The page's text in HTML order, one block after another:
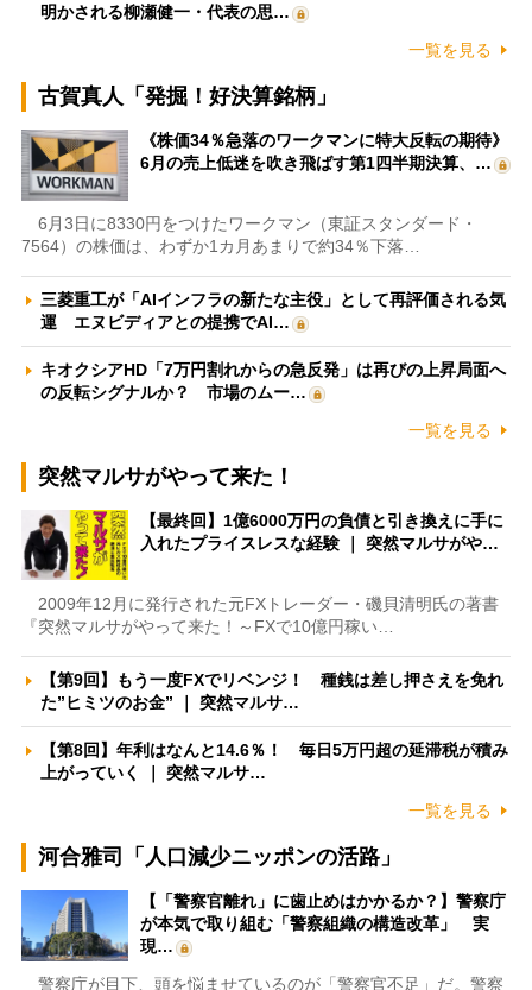
明かされる柳瀬健一・代表の思…
一覧を見る
古賀真人「発掘！好決算銘柄」
《株価34％急落のワークマンに特大反転の期待》
6月の売上低迷を吹き飛ばす第1四半期決算、…
6月3日に8330円をつけたワークマン（東証スタンダード・
7564）の株価は、わずか1カ月あまりで約34％下落…
三菱重工が「AIインフラの新たな主役」として再評価される気
運 エヌビディアとの提携でAI…
キオクシアHD「7万円割れからの急反発」は再びの上昇局面へ
の反転シグナルか？ 市場のムー…
一覧を見る
突然マルサがやって来た！
【最終回】1億6000万円の負債と引き換えに手に
入れたプライスレスな経験 ｜ 突然マルサがや…
2009年12月に発行された元FXトレーダー・磯貝清明氏の著書
『突然マルサがやって来た！～FXで10億円稼い…
【第9回】もう一度FXでリベンジ！ 種銭は差し押さえを免れ
た”ヒミツのお金” ｜ 突然マルサ…
【第8回】年利はなんと14.6％！ 毎日5万円超の延滞税が積み
上がっていく ｜ 突然マルサ…
一覧を見る
河合雅司「人口減少ニッポンの活路」
【「警察官離れ」に歯止めはかかるか？】警察庁
が本気で取り組む「警察組織の構造改革」 実
現…
警察庁が目下、頭を悩ませているのが「警察官不足」だ。警察